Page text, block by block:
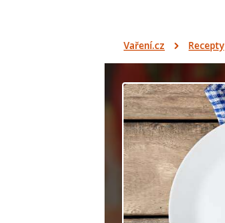
Vaření.cz Recepty